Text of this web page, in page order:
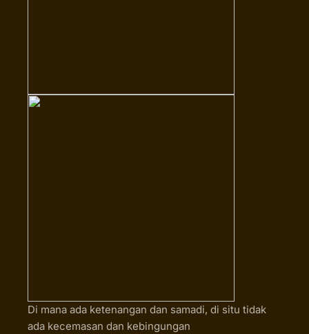
Di mana ada ketenangan dan samadi, di situ tidak
ada kecemasan dan kebingungan